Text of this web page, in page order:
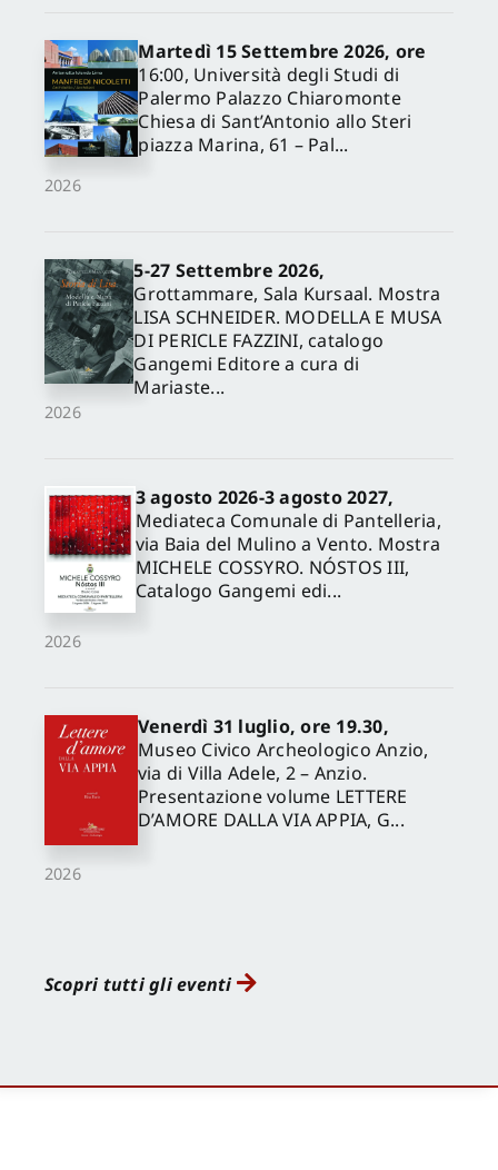
2026
Martedì 15 Settembre 2026, ore
16:00, Università degli Studi di
Palermo Palazzo Chiaromonte
Chiesa di Sant’Antonio allo Steri
piazza Marina, 61 – Pal...
2026
5-27 Settembre 2026,
Grottammare, Sala Kursaal. Mostra
LISA SCHNEIDER. MODELLA E MUSA
DI PERICLE FAZZINI, catalogo
Gangemi Editore a cura di
Mariaste...
2026
3 agosto 2026-3 agosto 2027,
Mediateca Comunale di Pantelleria,
via Baia del Mulino a Vento. Mostra
MICHELE COSSYRO. NÓSTOS III,
Catalogo Gangemi edi...
2026
Venerdì 31 luglio, ore 19.30,
Museo Civico Archeologico Anzio,
via di Villa Adele, 2 – Anzio.
Presentazione volume LETTERE
D’AMORE DALLA VIA APPIA, G...
Scopri tutti gli eventi